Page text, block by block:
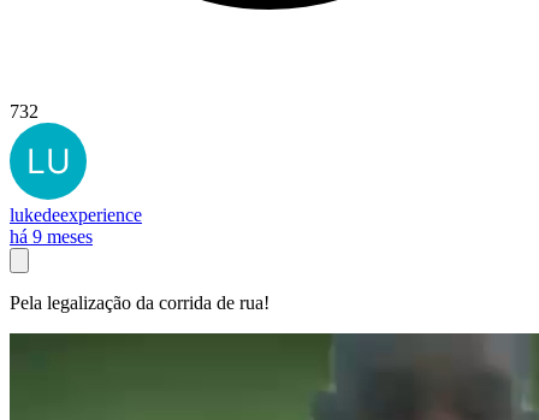
732
lukedeexperience
há 9 meses
Pela legalização da corrida de rua!